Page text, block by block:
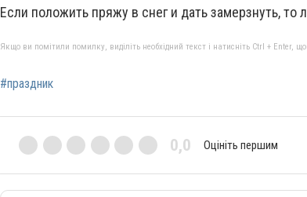
Если положить пряжу в снег и дать замерзнуть,
Якщо ви помітили помилку, виділіть необхідний текст і натисніть Ctrl + Enter,
#праздник
0,0 Оцініть першим